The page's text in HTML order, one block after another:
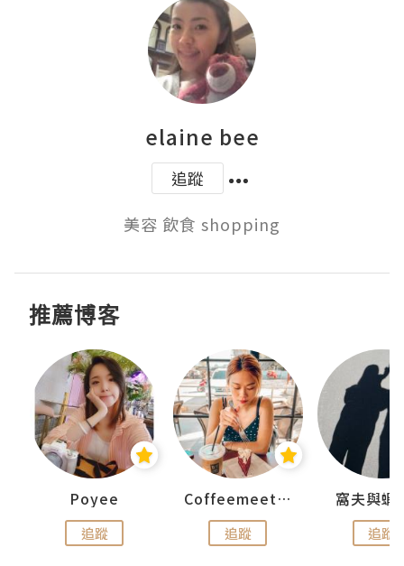
elaine bee
追蹤
美容 飲食 shopping
推薦博客
Poyee
追蹤
Coffeemeetjojo
追蹤
窩夫與蝦
追蹤